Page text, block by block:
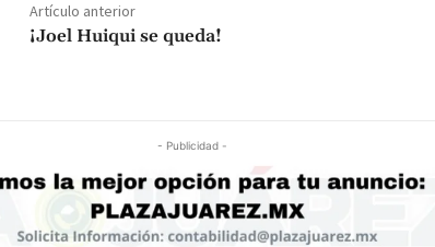
Artículo anterior
¡Joel Huiqui se queda!
- Publicidad -